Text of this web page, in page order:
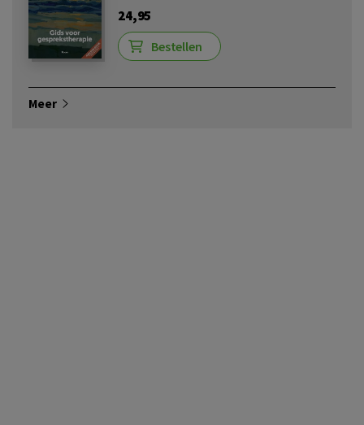
24,95
Bestellen
Meer